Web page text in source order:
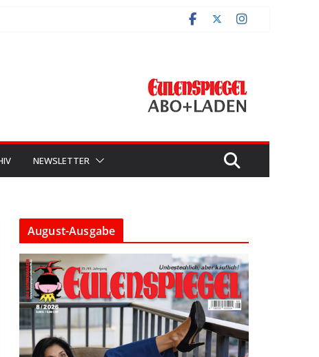
NEWSLETTER
August-Ausgabe